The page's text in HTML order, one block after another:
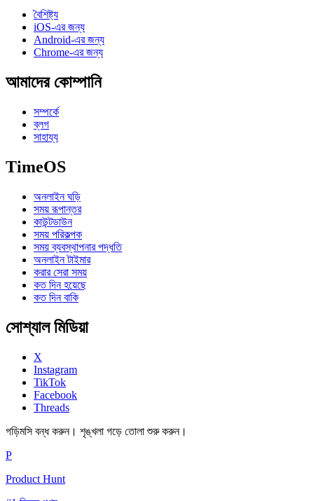
বৈশিষ্ট্য
iOS-এর জন্য
Android-এর জন্য
Chrome-এর জন্য
আমাদের কোম্পানি
সম্পর্কে
ব্লগ
সাহায্য
TimeOS
অনলাইন ঘড়ি
সময় রূপান্তর
কাউন্টডাউন
সময় পরিকল্পক
সময় ব্যবস্থাপনার পদ্ধতি
অনলাইন টাইমার
করার সেরা সময়
কত দিন হয়েছে
কত দিন বাকি
সোশ্যাল মিডিয়া
X
Instagram
TikTok
Facebook
Threads
গড়িমসি বন্ধ করুন। শৃঙ্খলা গড়ে তোলা শুরু করুন।
P
Product Hunt